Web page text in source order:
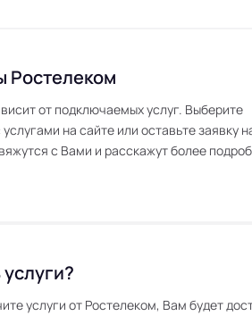
Ростелеком
от подключаемых услуг. Выберите
на сайте или оставьте заявку
с Вами и расскажут более
услуги от Ростелеком, Вам будет